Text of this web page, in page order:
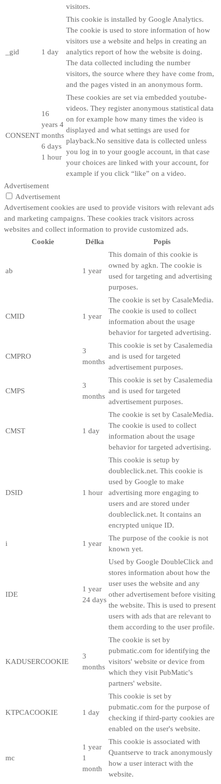
visitors.
_gid 1 day
This cookie is installed by Google Analytics.
The cookie is used to store information of how
visitors use a website and helps in creating an
analytics report of how the website is doing.
The data collected including the number
visitors, the source where they have come from,
and the pages visted in an anonymous form.
CONSENT
16
years 4
months
6 days
1 hour
These cookies are set via embedded youtube-
videos. They register anonymous statistical data
on for example how many times the video is
displayed and what settings are used for
playback.No sensitive data is collected unless
you log in to your google account, in that case
your choices are linked with your account, for
example if you click “like” on a video.
Advertisement
Advertisement
Advertisement cookies are used to provide visitors with relevant ads
and marketing campaigns. These cookies track visitors across
websites and collect information to provide customized ads.
Cookie
Délka Popis
ab 1 year
This domain of this cookie is
owned by agkn. The cookie is
used for targeting and advertising
purposes.
CMID 1 year
The cookie is set by CasaleMedia.
The cookie is used to collect
information about the usage
behavior for targeted advertising.
CMPRO
3
months
This cookie is set by Casalemedia
and is used for targeted
advertisement purposes.
CMPS
3
months
This cookie is set by Casalemedia
and is used for targeted
advertisement purposes.
CMST 1 day
The cookie is set by CasaleMedia.
The cookie is used to collect
information about the usage
behavior for targeted advertising.
DSID 1 hour
This cookie is setup by
doubleclick.net. This cookie is
used by Google to make
advertising more engaging to
users and are stored under
doubleclick.net. It contains an
encrypted unique ID.
i 1 year
The purpose of the cookie is not
known yet.
IDE
1 year
24 days
Used by Google DoubleClick and
stores information about how the
user uses the website and any
other advertisement before visiting
the website. This is used to present
users with ads that are relevant to
them according to the user profile.
KADUSERCOOKIE
3
months
The cookie is set by
pubmatic.com for identifying the
visitors' website or device from
which they visit PubMatic's
partners' website.
KTPCACOOKIE 1 day
This cookie is set by
pubmatic.com for the purpose of
checking if third-party cookies are
enabled on the user's website.
mc
1 year
1
month
This cookie is associated with
Quantserve to track anonymously
how a user interact with the
website.